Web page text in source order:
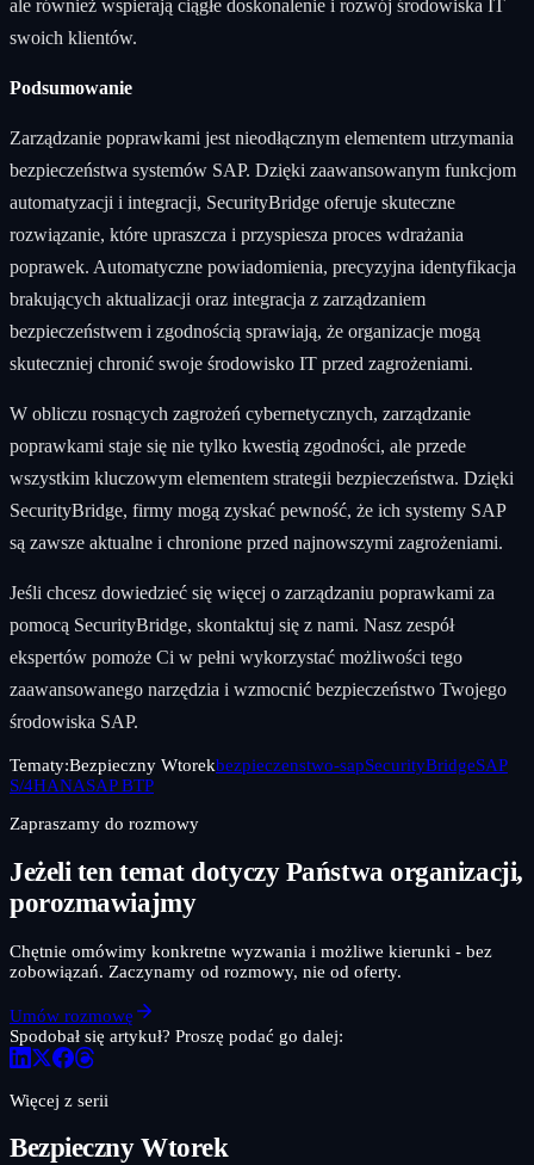
ale również wspierają ciągłe doskonalenie i rozwój środowiska IT
swoich klientów.
Podsumowanie
Zarządzanie poprawkami jest nieodłącznym elementem utrzymania
bezpieczeństwa systemów SAP. Dzięki zaawansowanym funkcjom
automatyzacji i integracji, SecurityBridge oferuje skuteczne
rozwiązanie, które upraszcza i przyspiesza proces wdrażania
poprawek. Automatyczne powiadomienia, precyzyjna identyfikacja
brakujących aktualizacji oraz integracja z zarządzaniem
bezpieczeństwem i zgodnością sprawiają, że organizacje mogą
skuteczniej chronić swoje środowisko IT przed zagrożeniami.
W obliczu rosnących zagrożeń cybernetycznych, zarządzanie
poprawkami staje się nie tylko kwestią zgodności, ale przede
wszystkim kluczowym elementem strategii bezpieczeństwa. Dzięki
SecurityBridge, firmy mogą zyskać pewność, że ich systemy SAP
są zawsze aktualne i chronione przed najnowszymi zagrożeniami.
Jeśli chcesz dowiedzieć się więcej o zarządzaniu poprawkami za
pomocą SecurityBridge, skontaktuj się z nami. Nasz zespół
ekspertów pomoże Ci w pełni wykorzystać możliwości tego
zaawansowanego narzędzia i wzmocnić bezpieczeństwo Twojego
środowiska SAP.
Tematy:Bezpieczny Wtorekbezpieczenstwo-sapSecurityBridgeSAP
S/4HANASAP BTP
Zapraszamy do rozmowy
Jeżeli ten temat dotyczy Państwa organizacji,
porozmawiajmy
Chętnie omówimy konkretne wyzwania i możliwe kierunki - bez
zobowiązań. Zaczynamy od rozmowy, nie od oferty.
Umów rozmowę
Spodobał się artykuł? Proszę podać go dalej:
Więcej z serii
Bezpieczny Wtorek